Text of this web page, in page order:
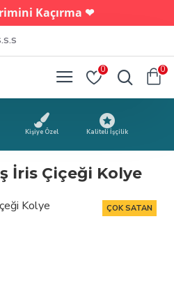
Kaçırma ❤︎
0 0
Kişiye Özel Kaliteli İşçilik
İris Çiçeği Kolye
ÇOK SATAN